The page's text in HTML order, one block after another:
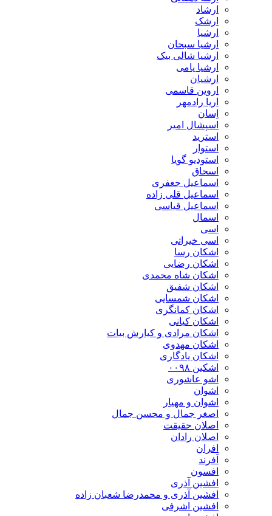
ارشاد
ارشک
ارشیا
ارشیا سبحان
ارشیا شالی بیک
ارشیا یامی
ارشیان
اروین قاسمی
اریا رادمهر
اِسان
اسپشال امیر
استرید
استوار
استودیو گویا
اسحاق
اسماعیل جعفری
اسماعیل قلی زاده
اسماعیل قیاسی
اسمال
اسی
اسی خیراتی
اشکان رسا
اشکان رضایی
اشکان شاه محمدی
اشکان شفیق
اشکان شمسایی
اشکان‌ کمانگری
اشکان کیانی
اشکان مرادی و کیارش بیات
اشکان مهدوی
اشکان یادگاری
اشکین ۰۰۹۸
اشو عاشوری
اشوان
اشوان و مهیار
اصغر جمال و محسن جمال
اصلان حقیقت
اصلان رادان
افران
اَفرند
افسون
افشین آذری
افشین آذری و محمدرضا شعبان زاده
افشین اشرفی